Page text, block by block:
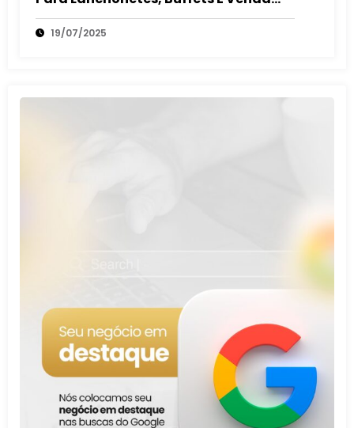
Autônoma
19/07/2025